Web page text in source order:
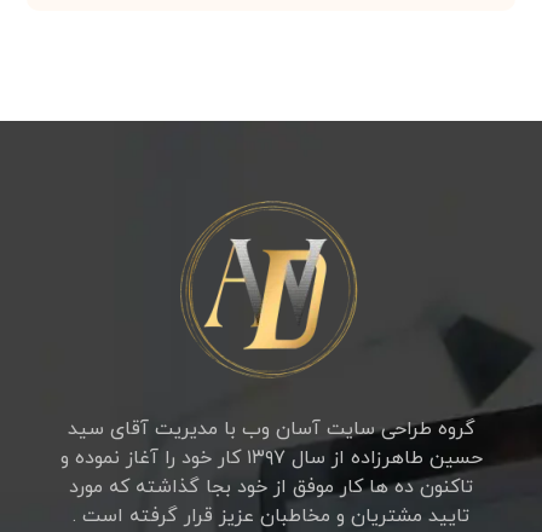
گروه طراحی سایت آسان وب با مدیریت آقای سید
حسین طاهرزاده از سال ۱۳۹۷ کار خود را آغاز نموده و
تاکنون ده ها کار موفق از خود بجا گذاشته که مورد
تایید مشتریان و مخاطبان عزیز قرار گرفته است .